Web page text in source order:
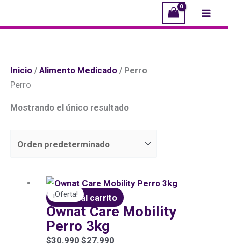
Inicio / Alimento Medicado / Perro
Perro
Mostrando el único resultado
¡Oferta!
Añadir al carrito
Ownat Care Mobility
Perro 3kg
$30.990
El
precio
original
era:
$30.990.
$27.990
El
precio
actual